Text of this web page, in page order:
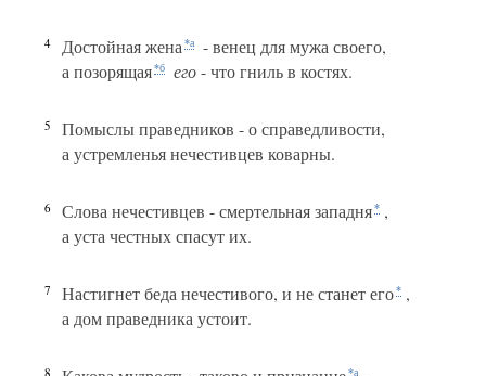
4 Достойная жена *а
- венец для мужа своего,
а позорящая*б его- что гниль в костях.
5
Помыслы праведников - о справедливости,
а устремленья нечестивцев коварны.
6 Слова нечестивцев - смертельная западня* ,
а уста честных спасут их.
7 Настигнет беда нечестивого, и не станет его* ,
а дом праведника устоит.
8 *а